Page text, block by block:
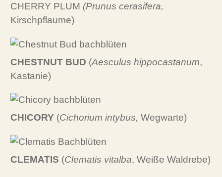
CHERRY PLUM (Prunus cerasifera,
Kirschpflaume)
CHESTNUT BUD (Aesculus hippocastanum,
Kastanie)
CHICORY (Cichorium intybus, Wegwarte)
CLEMATIS (Clematis vitalba, Weiße Waldrebe)